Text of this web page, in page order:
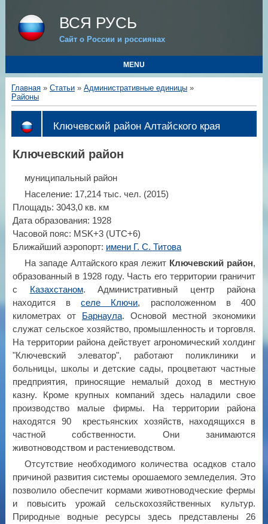
ВСЯ РУСЬ
Сайт о России и россиянах
MENU
Главная» Статьи» Административные единицы»
Районы
Ключевский район Алтайского края
Ключевский район
муниципальный район
Население: 17,214 тыс. чел. (2015)
Площадь: 3043,0 кв. км
Дата образования: 1928
Часовой пояс: MSK+3 (UTC+6)
Ближайший аэропорт: имени Г. С. Титова
На западе Алтайского края лежит Ключевский район,
образованный в 1928 году. Часть его территории граничит
с Казахстаном. Административный центр района
находится вселе Ключи, расположенном в 400
километрах от Барнаула. Основой местной экономики
служат сельское хозяйство, промышленность и торговля.
На территории района действует агрономический холдинг
"Ключевский элеватор", работают поликлиники и
больницы, школы и детские сады, процветают частные
предприятия, приносящие немалый доход в местную
казну. Кроме крупных компаний здесь наладили свое
производство малые фирмы. На территории района
находятся 90 крестьянских хозяйств, находящихся в
частной собственности. Они занимаются
животноводством и растениеводством.
Отсутствие необходимого количества осадков стало
причиной развития системы орошаемого земледелия. Это
позволило обеспечит кормами животноводческие фермы
и повысить урожай сельскохозяйственных культур.
Природные водные ресурсы здесь представлены 26